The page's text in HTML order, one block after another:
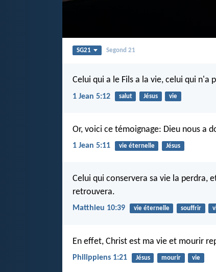
SG21 Segond 21
Celui qui a le Fils a la vie, celui qui n'a
1 Jean 5:12 salut Jésus vie
Or, voici ce témoignage: Dieu nous a
1 Jean 5:11 vie éternelle Jésus
Celui qui conservera sa vie la perdra,
retrouvera.
Matthieu 10:39 vie éternelle souffrir
En effet, Christ est ma vie et mourir
Philippiens 1:21 Jésus mourir vie